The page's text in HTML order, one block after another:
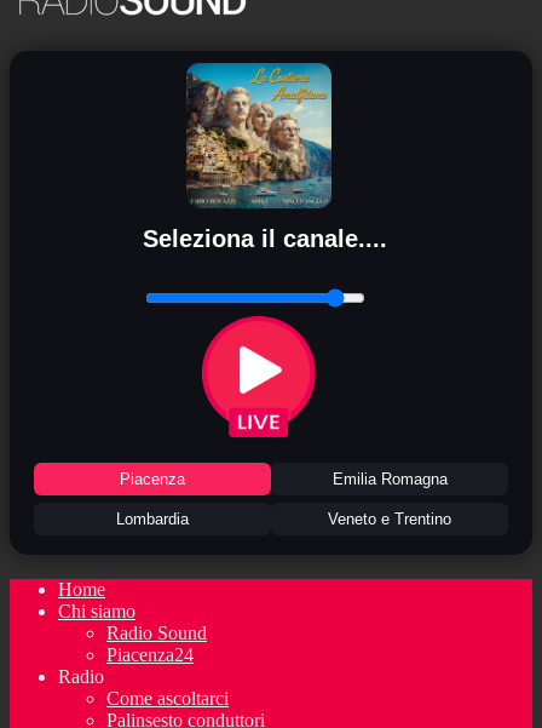
Seleziona il canale....
Piacenza Emilia Romagna
Lombardia Veneto e Trentino
Home
Chi siamo
Radio Sound
Piacenza24
Radio
Come ascoltarci
Palinsesto conduttori